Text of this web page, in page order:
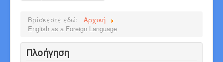
Βρίσκεστε εδώ:
Αρχική
English as a Foreign Language
Πλοήγηση